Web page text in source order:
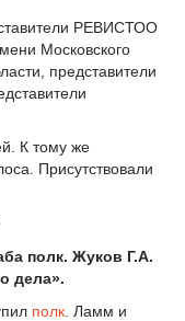
РЕВИСТОО
Московского
представители
К тому же
Присутствовали
полк. Жуков Г.А.
дела».
полк . Ламм и